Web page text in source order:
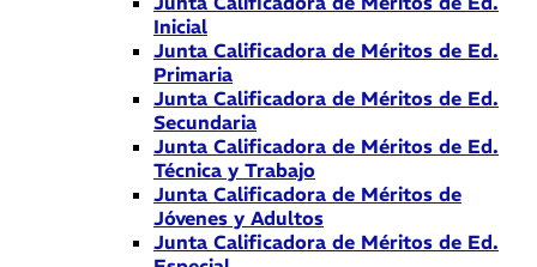
Inicial
Junta Calificadora de Méritos de Ed.
Primaria
Junta Calificadora de Méritos de Ed.
Secundaria
Junta Calificadora de Méritos de Ed.
Técnica y Trabajo
Junta Calificadora de Méritos de
Jóvenes y Adultos
Junta Calificadora de Méritos de Ed.